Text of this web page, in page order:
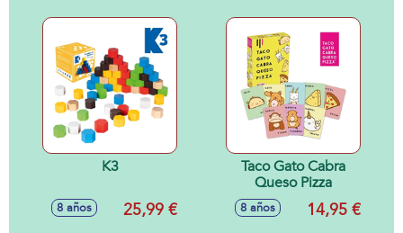
K3
8 años 25,99 €
Taco Gato Cabra
Queso Pizza
8 años 14,95 €